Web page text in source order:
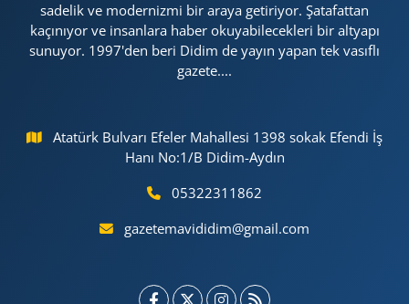
sadelik ve modernizmi bir araya getiriyor. Şatafattan
kaçınıyor ve insanlara haber okuyabilecekleri bir altyapı
sunuyor. 1997'den beri Didim de yayın yapan tek vasıflı
gazete....
Atatürk Bulvarı Efeler Mahallesi 1398 sokak Efendi İş
Hanı No:1/B Didim-Aydın
05322311862
gazetemavididim@gmail.com